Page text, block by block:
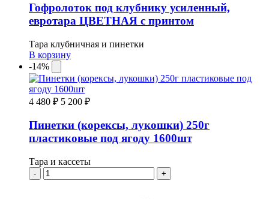
Гофролоток под клубнику усиленный,
евротара ЦВЕТНАЯ с принтом
Тара клубничная и пинетки
В корзину
-14%
4 480 ₽ 5 200 ₽
Пинетки (корексы, лукошки) 250г
пластиковые под ягоду 1600шт
Тара и кассеты
- +